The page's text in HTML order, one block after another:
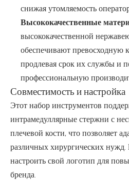
снижая утомляемость
Высококачественные
высококачественной
обеспечивают превосходную
продлевая срок их службы и
профессиональную
Совместимость и настройка
Этот набор инструментов
интрамедуллярные стержни с
плечевой кости, что позволяет
различных хирургических
настроить свой логотип для
бренда.